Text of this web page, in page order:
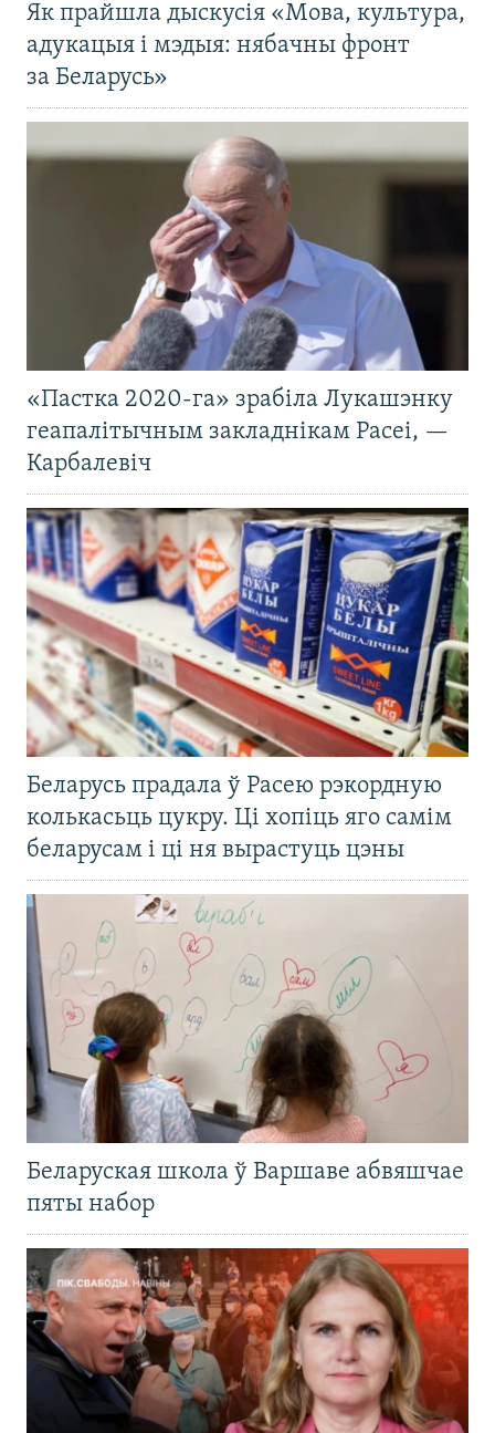
Як прайшла дыскусія «Мова, культура,
адукацыя і мэдыя: нябачны фронт
за Беларусь»
«Пастка 2020-га» зрабіла Лукашэнку
геапалітычным закладнікам Расеі, —
Карбалевіч
Беларусь прадала ў Расею рэкордную
колькасьць цукру. Ці хопіць яго самім
беларусам і ці ня вырастуць цэны
Беларуская школа ў Варшаве абвяшчае
пяты набор